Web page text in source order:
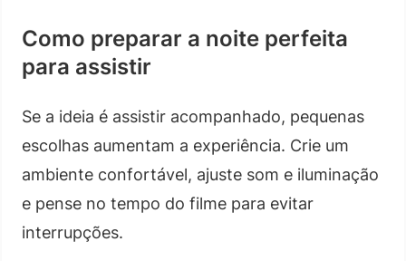
Como preparar a noite perfeita
para assistir
Se a ideia é assistir acompanhado, pequenas
escolhas aumentam a experiência. Crie um
ambiente confortável, ajuste som e iluminação
e pense no tempo do filme para evitar
interrupções.